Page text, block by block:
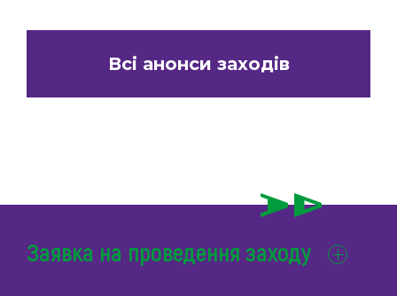
Всі анонси заходів
Заявка на проведення заходу